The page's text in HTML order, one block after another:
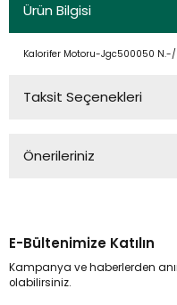
Ürün Bilgisi
Kalorifer Motoru-Jgc500050
Taksit Seçenekleri
Önerileriniz
kullanarak tarafımıza
Görüş ve önerileriniz için
E-Bültenimize Katılın
Kampanya ve haberlerden
olabilirsiniz.